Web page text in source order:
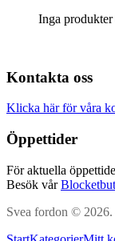
Inga produkter
Kontakta oss
Klicka här för våra
Öppettider
För aktuella
Besök vår
Svea fordon ©